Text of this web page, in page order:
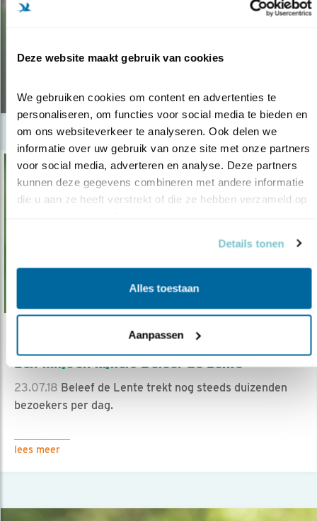
Deze website maakt gebruik van cookies
We gebruiken cookies om content en advertenties te
personaliseren, om functies voor social media te bieden en
om ons websiteverkeer te analyseren. Ook delen we
informatie over uw gebruik van onze site met onze partners
voor social media, adverteren en analyse. Deze partners
kunnen deze gegevens combineren met andere informatie
die u aan ze heeft verstrekt of die ze hebben verzameld op
Details tonen
Alles toestaan
Aanpassen
VOLGEN
Eén miljoen kijkers Beleef de Lente
23.07.18 Beleef de Lente trekt nog steeds duizenden
bezoekers per dag.
lees meer